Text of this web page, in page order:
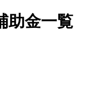
助金一覧